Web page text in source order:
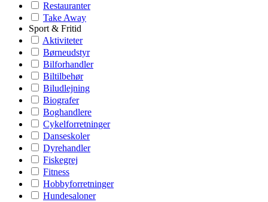
Restauranter
Take Away
Sport & Fritid
Aktiviteter
Børneudstyr
Bilforhandler
Biltilbehør
Biludlejning
Biografer
Boghandlere
Cykelforretninger
Danseskoler
Dyrehandler
Fiskegrej
Fitness
Hobbyforretninger
Hundesaloner